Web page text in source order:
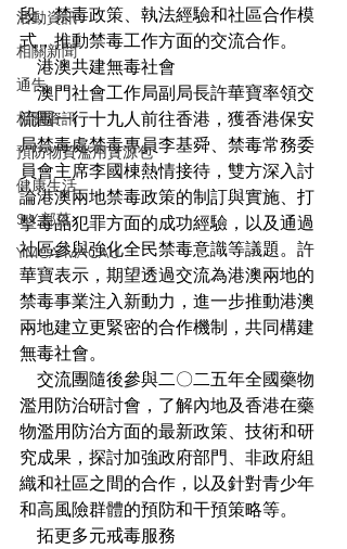
活動資訊
相關新聞
通告
相關資訊
預防物質濫用資源包
健康生活
S.Y.部落
YMCA MACAU
段、禁毒政策、執法經驗和社區合作模
式，推動禁毒工作方面的交流合作。
港澳共建無毒社會
澳門社會工作局副局長許華寶率領交
流團一行十九人前往香港，獲香港保安
局禁毒處禁毒專員李基舜、禁毒常務委
員會主席李國棟熱情接待，雙方深入討
論港澳兩地禁毒政策的制訂與實施、打
擊毒品犯罪方面的成功經驗，以及通過
社區參與強化全民禁毒意識等議題。許
華寶表示，期望透過交流為港澳兩地的
禁毒事業注入新動力，進一步推動港澳
兩地建立更緊密的合作機制，共同構建
無毒社會。
交流團隨後參與二〇二五年全國藥物
濫用防治研討會，了解內地及香港在藥
物濫用防治方面的最新政策、技術和研
究成果，探討加強政府部門、非政府組
織和社區之間的合作，以及針對青少年
和高風險群體的預防和干預策略等。
拓更多元戒毒服務